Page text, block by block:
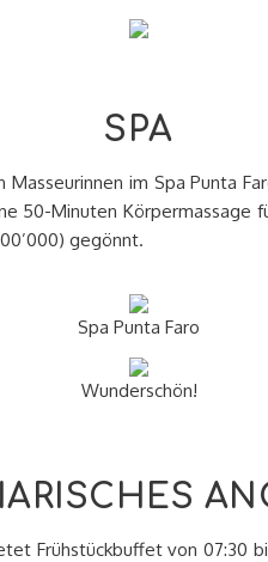
SPA
im Spa Punta
50-Minuten Körpermassage
gegönnt.
Spa Punta Faro
Wunderschön!
Frühstückbuffet von 07:30